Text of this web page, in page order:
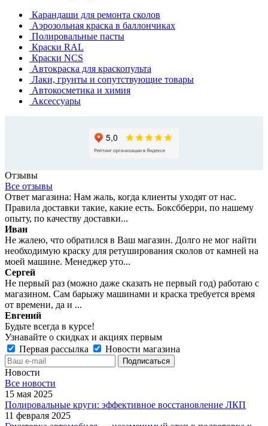
Карандаши для ремонта сколов
Аэрозольная краска в баллончиках
Полировальные пасты
Краски RAL
Краски NCS
Автокраска для краскопульта
Лаки, грунты и сопутствующие товары
Автокосметика и химия
Аксессуары
Отзывы
Все отзывы
Ответ магазина: Нам жаль, когда клиенты уходят от нас.
Правила доставки такие, какие есть. Боксбберри, по нашему
опыту, по качеству доставки...
Иван
Не жалею, что обратился в Ваш магазин. Долго не мог найти
необходимую краску для ретуширования сколов от камней на
моей машине. Менеджер уто...
Сергей
Не первый раз (можно даже сказать не первый год) работаю с
магазином. Сам барыжу машинами и краска требуется время
от времени, да и ...
Евгений
Будьте всегда в курсе!
Узнавайте о скидках и акциях первым
Первая рассылка
Новости магазина
Новости
Все новости
15 мая 2025
Полировальные круги: эффективное восстановление ЛКП
11 февраля 2025